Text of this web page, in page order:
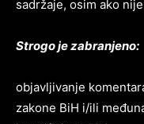
Ovim putem želimo
Objavi.ba
[wpuf_form
Ovim putem želimo
Objavi.ba
[wpuf_form
sadržaje, osim ako
Strogo je zabranjeno:
objavljivanje
zakone BiH i/ili